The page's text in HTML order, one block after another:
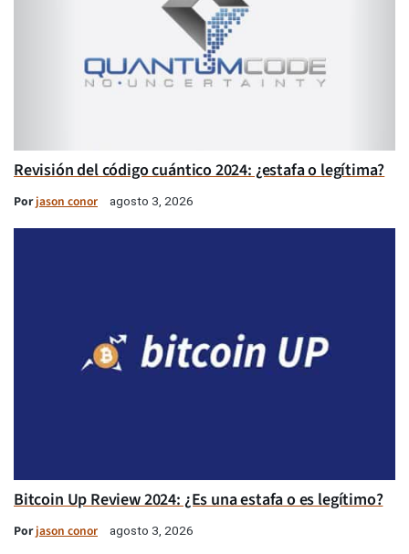
Revisión del código cuántico 2024: ¿estafa o legítima?
Porjason conor agosto 3, 2026
Bitcoin Up Review 2024: ¿Es una estafa o es legítimo?
Porjason conor agosto 3, 2026